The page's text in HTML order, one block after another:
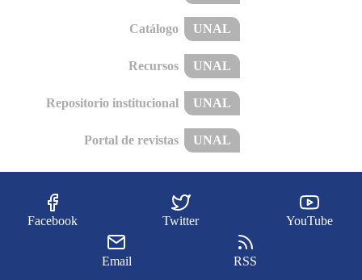
Catálogo UNAL
Recursos UNAL
Repositorio institucional UNAL
Portal de revistas UNAL
Facebook Twitter YouTube
Email RSS